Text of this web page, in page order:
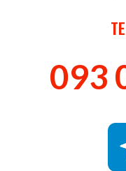
093